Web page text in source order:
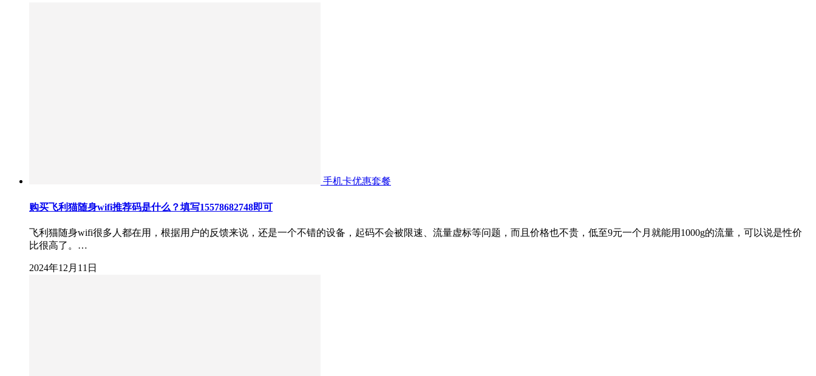
手机卡优惠套餐
购买飞利猫随身wifi推荐码是什么？填写15578682748即可
飞利猫随身wifi很多人都在用，根据用户的反馈来说，还是一个不错的设备，起码不会被限速、流量虚标等问题，而且价格也不贵，低至9元一个月就能用1000g的流量，可以说是性价
比很高了。…
2024年12月11日